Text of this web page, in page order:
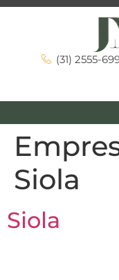
(31) 2555-
Siola
Siola